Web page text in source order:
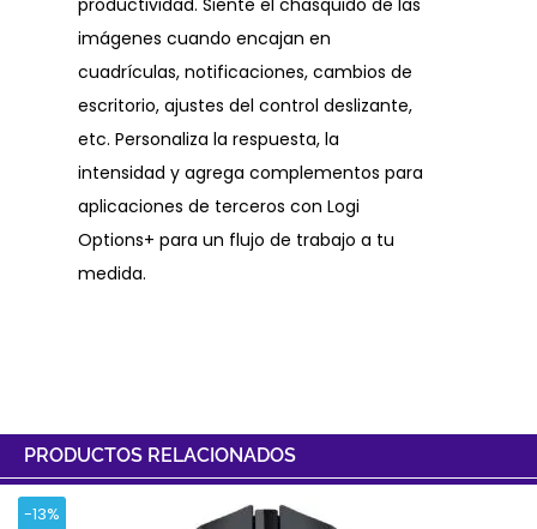
productividad. Siente el chasquido de las
imágenes cuando encajan en
cuadrículas, notificaciones, cambios de
escritorio, ajustes del control deslizante,
etc. Personaliza la respuesta, la
intensidad y agrega complementos para
aplicaciones de terceros con Logi
Options+ para un flujo de trabajo a tu
medida.
PRODUCTOS RELACIONADOS
-13%